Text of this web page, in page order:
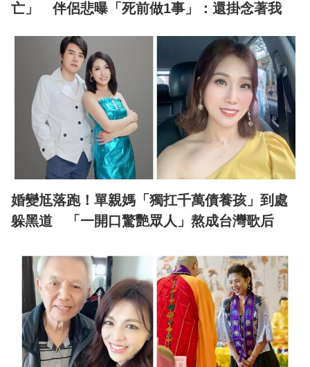
亡」 伴侶悲曝「死前做1事」：還掛念著我
婚變尪落跑！單親媽「獨扛千萬債養孩」到處
躲黑道 「一開口驚艷眾人」熬成台灣歌后